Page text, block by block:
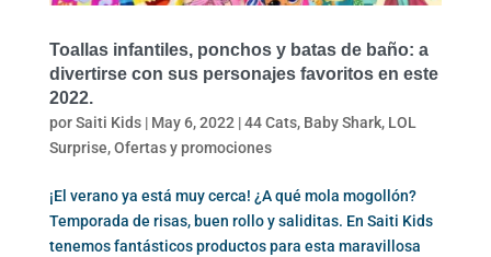
Toallas infantiles, ponchos y batas de baño: a
divertirse con sus personajes favoritos en este
2022.
porSaiti Kids| May 6, 2022 |44 Cats, Baby Shark, LOL
Surprise,Ofertas y promociones
¡El verano ya está muy cerca! ¿A qué mola mogollón?
Temporada de risas, buen rollo y saliditas. En Saiti Kids
tenemos fantásticos productos para esta maravillosa